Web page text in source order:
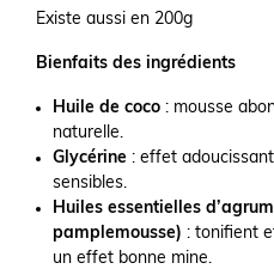
Existe aussi en 200g
Bienfaits des ingrédients
Huile de coco : mousse
naturelle.
Glycérine : effet
sensibles.
Huiles essentielles
pamplemousse) : tonifient
un effet bonne mine.